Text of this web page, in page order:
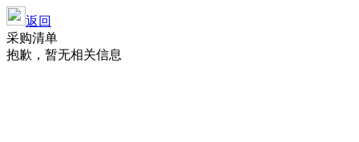
返回
采购清单
抱歉，暂无相关信息